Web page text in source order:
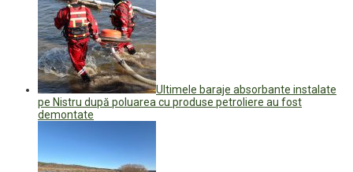
Ultimele baraje absorbante instalate
pe Nistru după poluarea cu produse petroliere au fost
demontate